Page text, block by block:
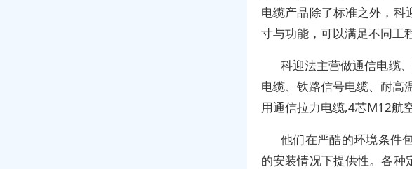
电缆产品除了标准之外，科
寸与功能，可以满足不同工
科迎法主营做通信电缆
电缆、铁路信号电缆、耐高
用通信拉力电缆,4芯M12航
他们在严酷的环境条件
的安装情况下提供性。各